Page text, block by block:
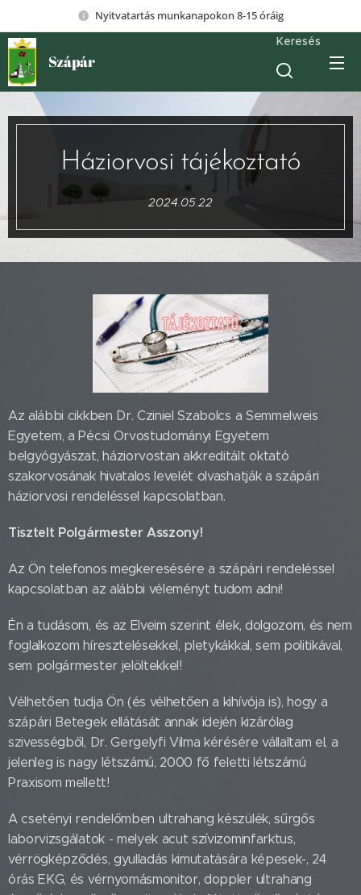
Nyitvatartás munkanapokon 8-15 óráig
Szápár
Keresés
Háziorvosi tájékoztató
2024.05.22
Az alábbi cikkben Dr. Cziniel Szabolcs a Semmelweis
Egyetem, a Pécsi Orvostudományi Egyetem
belgyógyászat, háziorvostan akkreditált oktató
szakorvosának hivatalos levelét olvashatják a szápári
háziorvosi rendeléssel kapcsolatban.
Tisztelt Polgármester Asszony!
Az Ön telefonos megkeresésére a szápári rendeléssel
kapcsolatban az alábbi véleményt tudom adni!
Én a tudásom, és az Elveim szerint élek, dolgozom, és nem
foglalkozom híresztelésekkel, pletykákkal, sem politikával,
sem polgármester jelöltekkel!
Vélhetően tudja Ön (és vélhetően a kihívója is), hogy a
szápári Betegek ellátását annak idején kizárólag
szivességből, Dr. Gergelyfi Vilma kérésére vállaltam el, a
jelenleg is nagy létszámú, 2000 fő feletti létszámú
Praxisom mellett!
A csetényi rendelőmben ultrahang készülék, sűrgős
laborvizsgálatok - melyek acut szívizominfarktus,
vérrögképződés, gyulladás kimutatására képesek-, 24
órás EKG, és vérnyomásmonitor, doppler ultrahang